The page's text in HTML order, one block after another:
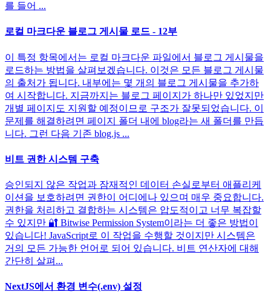
를 들어 ...
로컬 마크다운 블로그 게시물 로드 - 12부
이 특정 항목에서는 로컬 마크다운 파일에서 블로그 게시물을
로드하는 방법을 살펴보겠습니다. 이것은 모든 블로그 게시물
의 출처가 됩니다. 내부에는 몇 개의 블로그 게시물을 추가하
여 시작합니다. 지금까지는 블로그 페이지가 하나만 있었지만
개별 페이지도 지원할 예정이므로 구조가 잘못되었습니다. 이
문제를 해결하려면 페이지 폴더 내에 blog라는 새 폴더를 만듭
니다. 그런 다음 기존 blog.js ...
비트 권한 시스템 구축
승인되지 않은 작업과 잠재적인 데이터 손실로부터 애플리케
이션을 보호하려면 권한이 어디에나 있으며 매우 중요합니다.
권한을 처리하고 결합하는 시스템은 압도적이고 너무 복잡할
수 있지만 🔐 Bitwise Permission System이라는 더 좋은 방법이
있습니다! JavaScript로 이 작업을 수행할 것이지만 시스템은
거의 모든 가능한 언어로 되어 있습니다. 비트 연산자에 대해
간단히 살펴...
NextJS에서 환경 변수(.env) 설정